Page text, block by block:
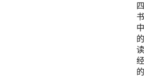
四
中
的
读
经
的